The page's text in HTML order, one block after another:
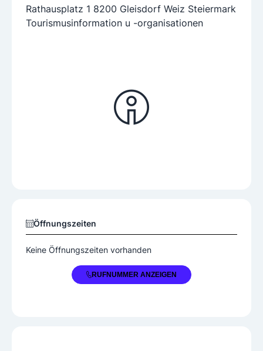
Rathausplatz 1 8200 Gleisdorf Weiz Steiermark
Tourismusinformation u -organisationen
Öffnungszeiten
Keine Öffnungszeiten vorhanden
+43 3112 2601400RUFNUMMER ANZEIGEN